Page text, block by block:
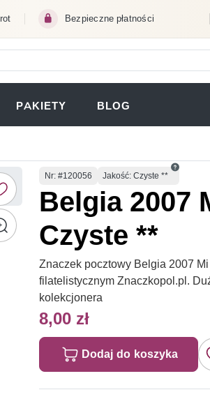
Bezpieczne płatności
PAKIETY BLOG
Numer
Nr: #120056 Jakość: Czyste **
Belgia 2007
Czyste **
Znaczek pocztowy Belgia 2007
filatelistycznym Znaczkopol.pl.
kolekcjonera
8,00 zł
Dodaj do koszyka